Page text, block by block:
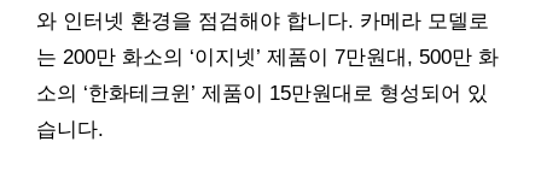
와 인터넷 환경을 점검해야 합니다. 카메라 모델로
는 200만 화소의 ‘이지넷’ 제품이 7만원대, 500만 화
소의 ‘한화테크윈’ 제품이 15만원대로 형성되어 있
습니다.